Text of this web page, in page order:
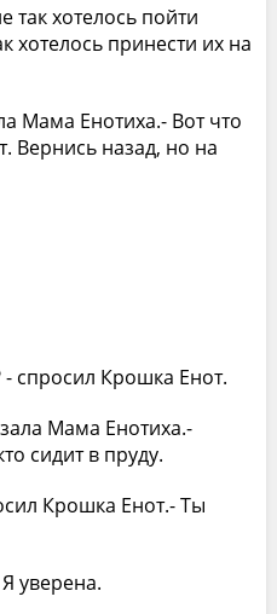
так хотелось пойти
хотелось принести их на
Мама Енотиха.- Вот что
Вернись назад, но на
спросил Крошка Енот.
Мама Енотиха.-
сидит в пруду.
Крошка Енот.- Ты
уверена.